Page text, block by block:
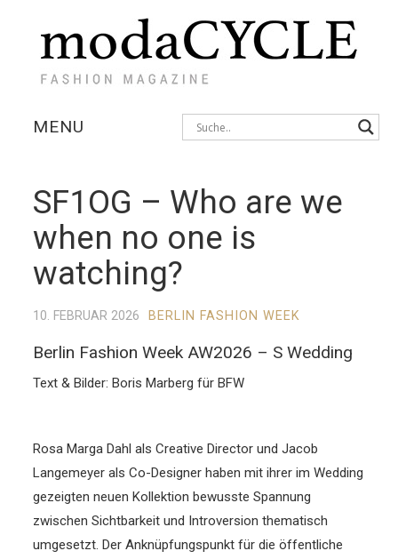
MENU
AUSSTELLUNGEN
FOTOSTRECKEN
INTERVIEWS
SF1OG – Who are we
when no one is
watching?
10. FEBRUAR 2026 BERLIN FASHION WEEK
Berlin Fashion Week AW2026 – S Wedding
Text & Bilder: Boris Marberg für BFW
Rosa Marga Dahl als Creative Director und Jacob
Langemeyer als Co-Designer haben mit ihrer im Wedding
gezeigten neuen Kollektion bewusste Spannung
zwischen Sichtbarkeit und Introversion thematisch
umgesetzt. Der Anknüpfungspunkt für die öffentliche